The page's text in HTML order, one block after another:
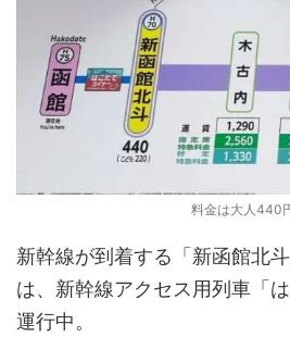
料金は大人440
新幹線が到着する「新函館北
は、新幹線アクセス用列車「
運行中。